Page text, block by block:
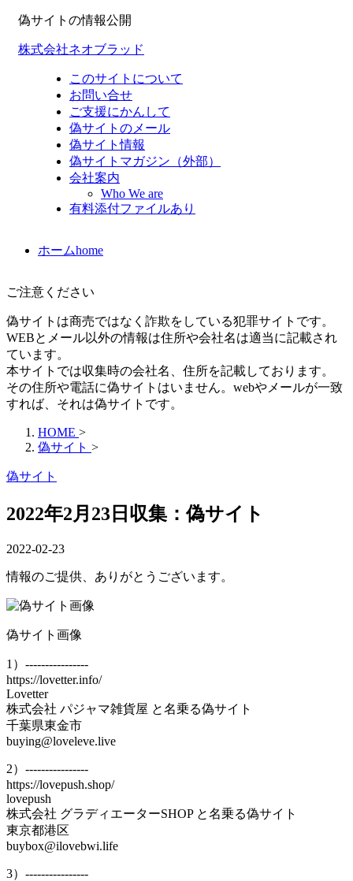
偽サイトの情報公開
株式会社ネオブラッド
このサイトについて
お問い合せ
ご支援にかんして
偽サイトのメール
偽サイト情報
偽サイトマガジン（外部）
会社案内
Who We are
有料添付ファイルあり
ホームhome
ご注意ください
偽サイトは商売ではなく詐欺をしている犯罪サイトです。
WEBとメール以外の情報は住所や会社名は適当に記載され
ています。
本サイトでは収集時の会社名、住所を記載しております。
その住所や電話に偽サイトはいません。webやメールが一致
すれば、それは偽サイトです。
HOME >
偽サイト >
偽サイト
2022年2月23日収集：偽サイト
2022-02-23
情報のご提供、ありがとうございます。
偽サイト画像
1）----------------
https://lovetter.info/
Lovetter
株式会社 パジャマ雑貨屋 と名乗る偽サイト
千葉県東金市
buying@loveleve.live
2）----------------
https://lovepush.shop/
lovepush
株式会社 グラディエーターSHOP と名乗る偽サイト
東京都港区
buybox@ilovebwi.life
3）----------------